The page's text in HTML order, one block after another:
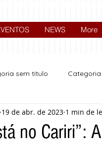
NEWS More
sem título
Expocrato 2024 Política
no Cariri”:
19 de abr. de 2023 1 min de